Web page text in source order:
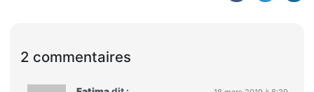
importante à maîtriser
Dans "Habitudes et